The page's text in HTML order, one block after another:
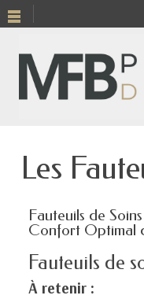
Les
Fauteuils de
Confort Optimal
Fauteuils de
À retenir :